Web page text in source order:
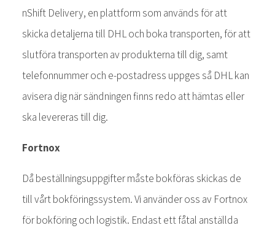
nShift Delivery, en plattform som används för att
skicka detaljerna till DHL och boka transporten, för att
slutföra transporten av produkterna till dig, samt
telefonnummer och e-postadress uppges så DHL kan
avisera dig när sändningen finns redo att hämtas eller
ska levereras till dig.
Fortnox
Då beställningsuppgifter måste bokföras skickas de
till vårt bokföringssystem. Vi använder oss av Fortnox
för bokföring och logistik. Endast ett fåtal anställda